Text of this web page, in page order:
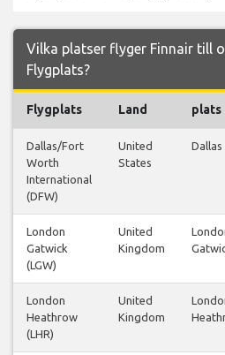
Vilka platser flyger Finnair till
Flygplats?
Flygplats Land plats
Dallas/Fort
Worth
International
(DFW)
United
States
Dallas
London
Gatwick
(LGW)
United
Kingdom
London
Heathrow
(LHR)
United
Kingdom